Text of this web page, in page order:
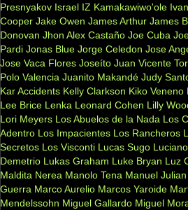
Presnyakov Israel IZ Kamakawiwo'ole
Cooper Jake Owen James Arthur James
Donovan Jhon Alex Castaño Joe Cuba
Pardi Jonas Blue Jorge Celedon Jose
Jose Vaca Flores Joseíto Juan Vicente
Polo Valencia Juanito Makandé Judy
Kar Accidents Kelly Clarkson Kiko Veneno
Lee Brice Lenka Leonard Cohen Lilly
Lori Meyers Los Abuelos de la Nada Los
Adentro Los Impacientes Los Rancheros
Secretos Los Visconti Lucas Sugo
Demetrio Lukas Graham Luke Bryan Luz
Maldita Nerea Manolo Tena Manuel Julian
Guerra Marco Aurelio Marcos Yaroide
Mendelssohn Miguel Gallardo Miguel